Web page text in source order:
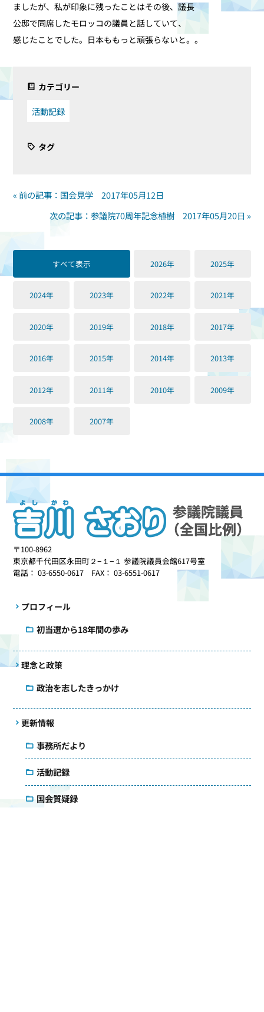
ましたが、私が印象に残ったことはその後、議長
公邸で同席したモロッコの議員と話していて、
感じたことでした。日本ももっと頑張らないと。。
カテゴリー
活動記録
タグ
« 前の記事：国会見学 2017年05月12日
次の記事：参議院70周年記念植樹 2017年05月20日 »
すべて表示 2026年 2025年
2024年 2023年 2022年 2021年
2020年 2019年 2018年 2017年
2016年 2015年 2014年 2013年
2012年 2011年 2010年 2009年
2008年 2007年
〒100-8962
東京都千代田区永田町２−１−１ 参議院議員会館617号室
電話： 03-6550-0617 FAX： 03-6551-0617
プロフィール
初当選から18年間の歩み
理念と政策
政治を志したきっかけ
更新情報
事務所だより
活動記録
国会質疑録